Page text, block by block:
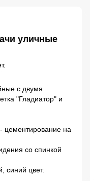
уличные
с двумя
"Гладиатор" и
цементирование на
со спинкой
синий цвет.